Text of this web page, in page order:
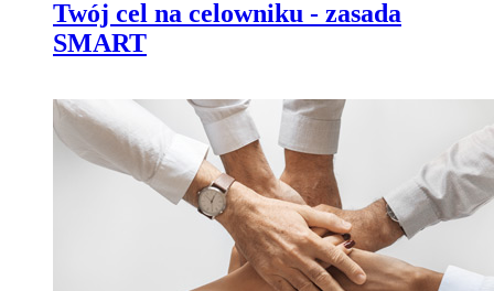
Twój cel na celowniku - zasada
SMART